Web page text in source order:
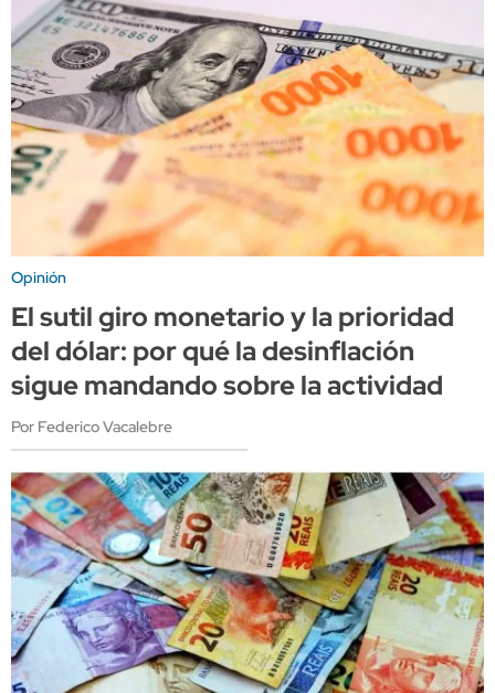
Opinión
El sutil giro monetario y la prioridad
del dólar: por qué la desinflación
sigue mandando sobre la actividad
Por Federico Vacalebre